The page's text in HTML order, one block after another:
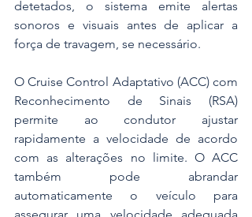
detetados, o sistema emite alertas
sonoros e visuais antes de aplicar a
força de travagem, se necessário.
O Cruise Control Adaptativo (ACC) com
Reconhecimento de Sinais (RSA)
permite ao condutor ajustar
rapidamente a velocidade de acordo
com as alterações no limite. O ACC
também pode abrandar
automaticamente o veículo para